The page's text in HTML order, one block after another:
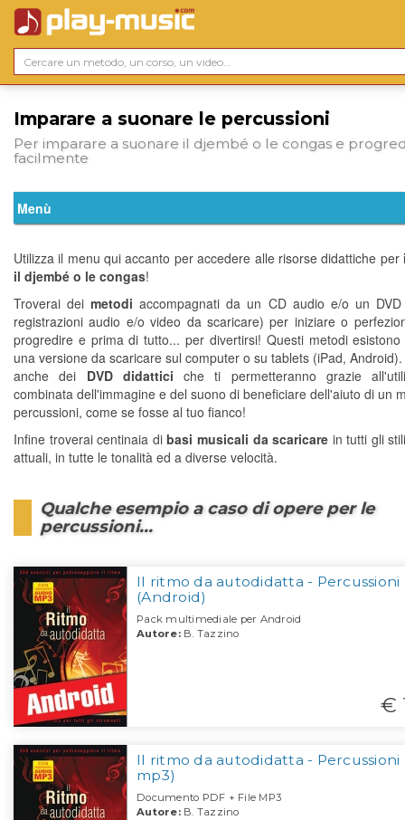
Imparare a suonare le percussioni
Per imparare a suonare il djembé o le congas e
facilmente
Utilizza il menu qui accanto per accedere alle risorse didattiche per
il djembé o le congas!
Troverai deimetodi accompagnati da un CD audio e/o un
registrazioni audio e/o video da scaricare) per iniziare o
progredire e prima di tutto... per divertirsi! Questi metodi
una versione da scaricare sul computer o su tablets (iPad,
anche dei DVD didattici che ti permetteranno grazie
combinata dell'immagine e del suono di beneficiare dell'aiuto di un
percussioni, come se fosse al tuo fianco!
Infine troverai centinaia dibasi musicali da scaricare in tutti gli
attuali, in tutte le tonalità ed a diverse velocità.
Qualche esempio a caso di opere per le
percussioni...
Il ritmo da autodidatta - Percussioni
(Android)
Pack multimediale per Android
Autore:B. Tazzino
€
Il ritmo da autodidatta - Percussioni
mp3)
Documento PDF + File MP3
Autore:B. Tazzino